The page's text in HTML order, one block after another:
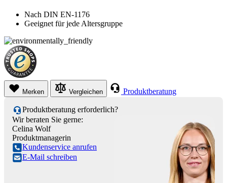
Nach DIN EN-1176
Geeignet für jede Altersgruppe
Merken Vergleichen Produktberatung
Produktberatung erforderlich?
Wir beraten Sie gerne:
Celina Wolf
Produktmanagerin
Kundenservice anrufen
E-Mail schreiben